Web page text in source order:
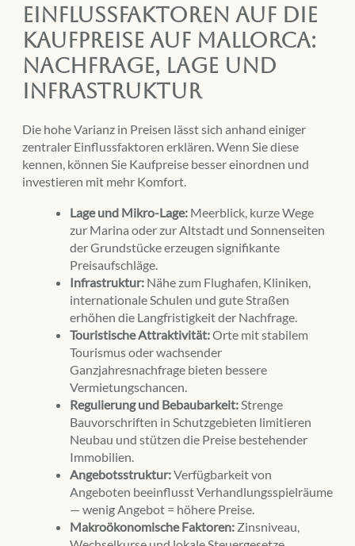
Einflussfaktoren auf die
Kaufpreise auf Mallorca:
Nachfrage, Lage und
Infrastruktur
Die hohe Varianz in Preisen lässt sich anhand einiger
zentraler Einflussfaktoren erklären. Wenn Sie diese
kennen, können Sie Kaufpreise besser einordnen und
investieren mit mehr Komfort.
Lage und Mikro-Lage: Meerblick, kurze Wege
zur Marina oder zur Altstadt und Sonnenseiten
der Grundstücke erzeugen signifikante
Preisaufschläge.
Infrastruktur: Nähe zum Flughafen, Kliniken,
internationale Schulen und gute Straßen
erhöhen die Langfristigkeit der Nachfrage.
Touristische Attraktivität:Orte mit stabilem
Tourismus oder wachsender
Ganzjahresnachfrage bieten bessere
Vermietungschancen.
Regulierung und Bebaubarkeit: Strenge
Bauvorschriften in Schutzgebieten limitieren
Neubau und stützen die Preise bestehender
Immobilien.
Angebotsstruktur:Verfügbarkeit von
Angeboten beeinflusst Verhandlungsspielräume
— wenig Angebot = höhere Preise.
Makroökonomische Faktoren: Zinsniveau,